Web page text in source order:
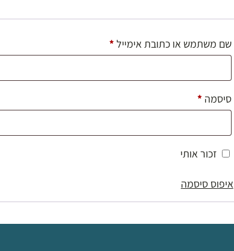
שם משתמש או כתובת אימייל*חובה
סיסמה*חובה
זכור אותי
איפוס סיסמה